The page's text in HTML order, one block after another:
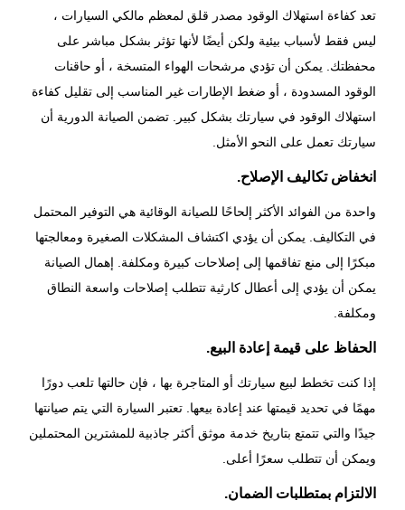
تعد كفاءة استهلاك الوقود مصدر قلق لمعظم مالكي السيارات ،
ليس فقط لأسباب بيئية ولكن أيضًا لأنها تؤثر بشكل مباشر على
محفظتك. يمكن أن تؤدي مرشحات الهواء المتسخة ، أو حاقنات
الوقود المسدودة ، أو ضغط الإطارات غير المناسب إلى تقليل كفاءة
استهلاك الوقود في سيارتك بشكل كبير. تضمن الصيانة الدورية أن
سيارتك تعمل على النحو الأمثل.
انخفاض تكاليف الإصلاح.
واحدة من الفوائد الأكثر إلحاحًا للصيانة الوقائية هي التوفير المحتمل
في التكاليف. يمكن أن يؤدي اكتشاف المشكلات الصغيرة ومعالجتها
مبكرًا إلى منع تفاقمها إلى إصلاحات كبيرة ومكلفة. إهمال الصيانة
يمكن أن يؤدي إلى أعطال كارثية تتطلب إصلاحات واسعة النطاق
ومكلفة.
الحفاظ على قيمة إعادة البيع.
إذا كنت تخطط لبيع سيارتك أو المتاجرة بها ، فإن حالتها تلعب دورًا
مهمًا في تحديد قيمتها عند إعادة بيعها. تعتبر السيارة التي يتم صيانتها
جيدًا والتي تتمتع بتاريخ خدمة موثق أكثر جاذبية للمشترين المحتملين
ويمكن أن تتطلب سعرًا أعلى.
الالتزام بمتطلبات الضمان.